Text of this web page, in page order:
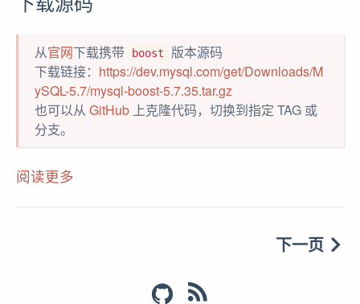
从官网下载携带 boost
版本源码
下载链接： https://dev.mysql.com/get/Downloads/M
ySQL-5.7/mysql-boost-5.7.35.tar.gz
也可以从 GitHub 上克隆代码，切换到指定 TAG 或
分支。
阅读更多
下一页